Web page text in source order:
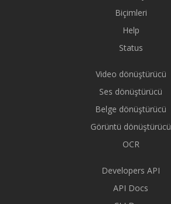
Biçimleri
Help
Status
Video dönüştürücü
Ses dönüştürücü
Belge dönüştürücü
Görüntü dönüştürücü
OCR
Developers API
API Docs